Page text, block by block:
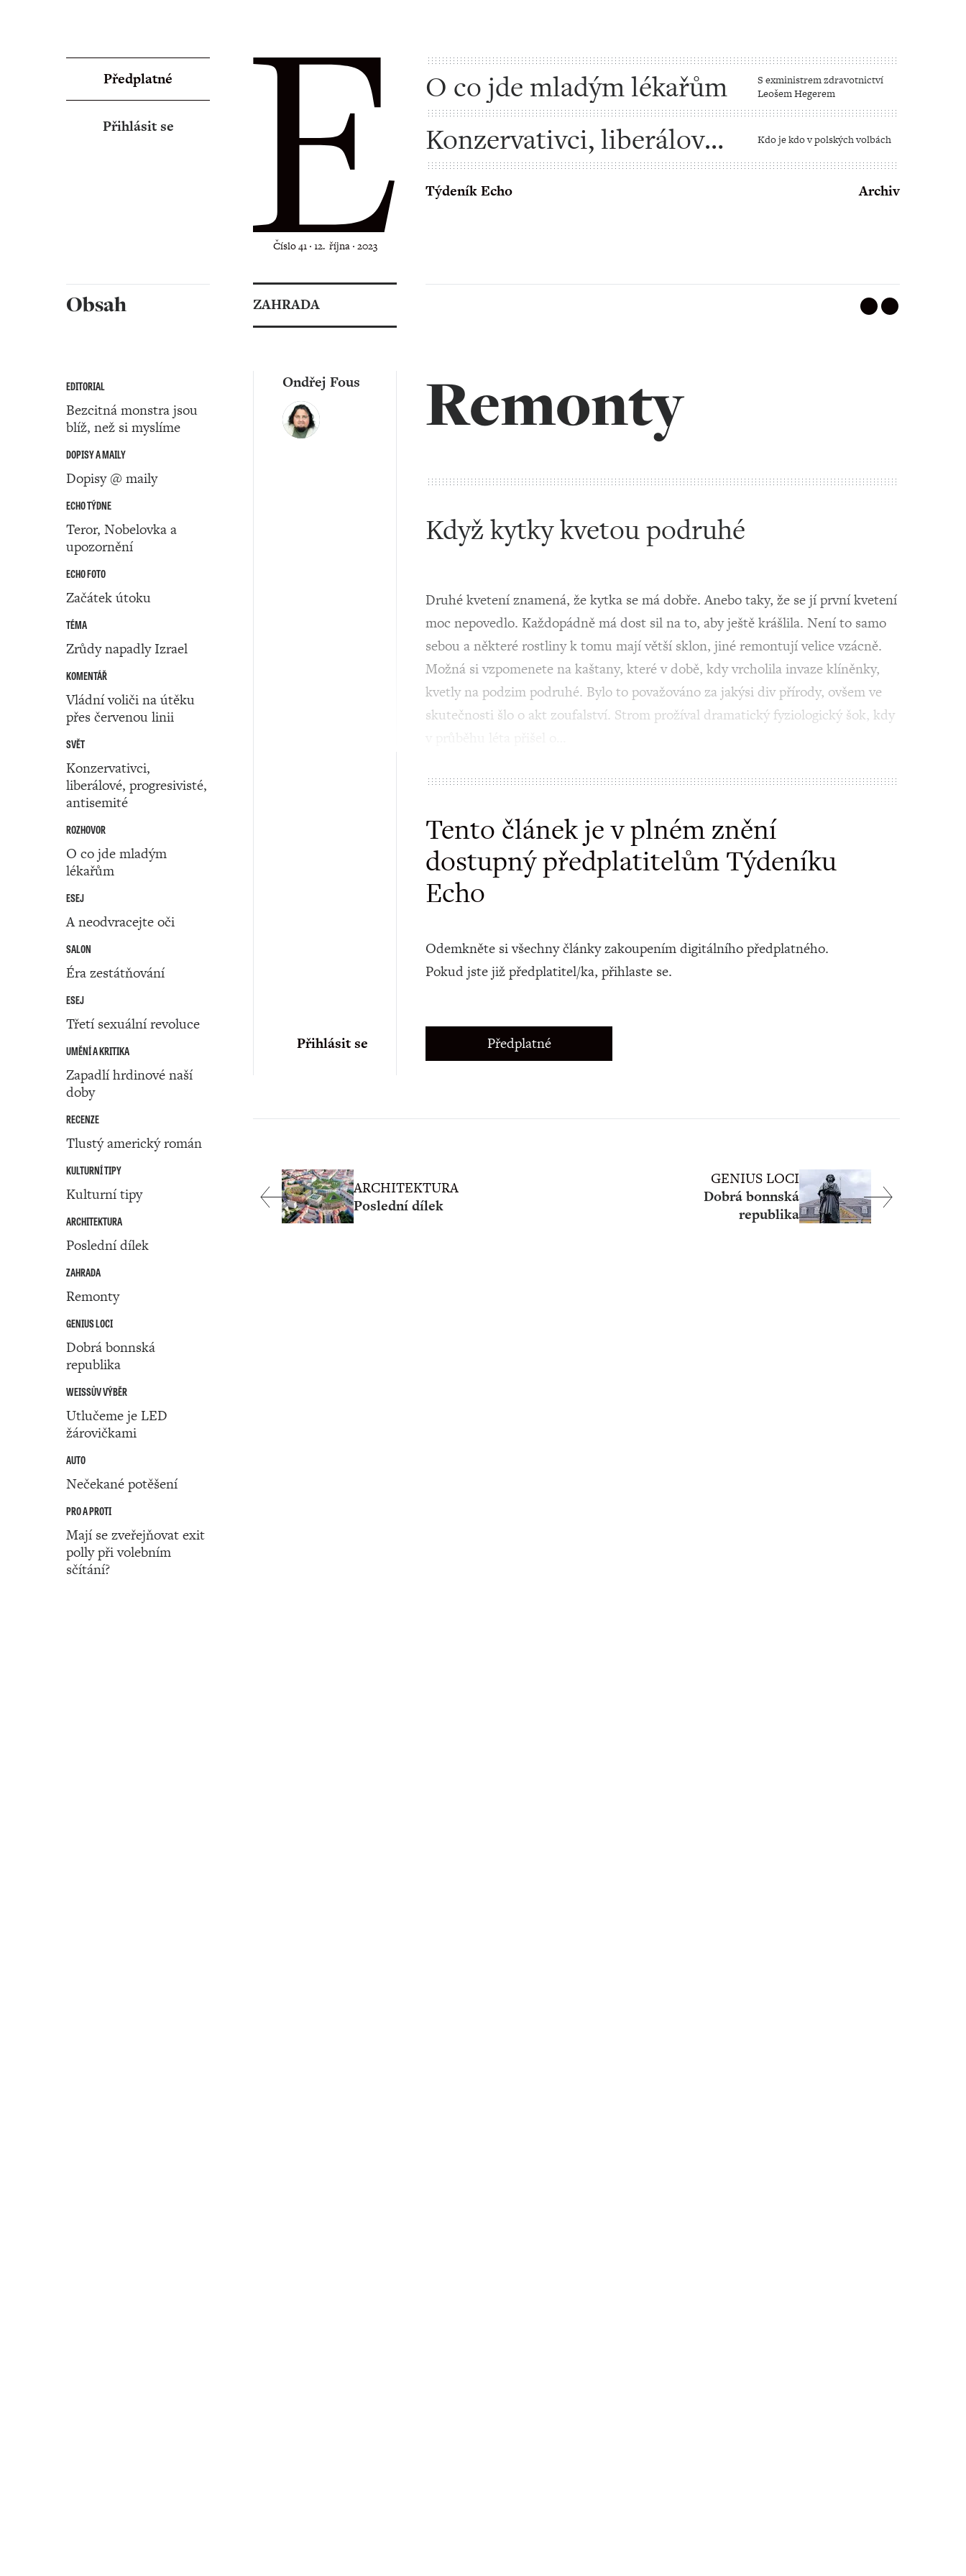
Číslo 41 ‧ 12. října ‧ 2023
O co jde mladým lékařům
S exministrem zdravotnictví
Leošem Hegerem
Konzervativci, liberálové,
progresivisté, antisemité
Kdo je kdo v polských volbách
Týdeník Echo Archiv
Předplatné
Přihlásit se
Obsah
EDITORIAL
Bezcitná monstra jsou
blíž, než si myslíme
DOPISY A MAILY
Dopisy @ maily
ECHO TÝDNE
Teror, Nobelovka a
upozornění
ECHO FOTO
Začátek útoku
TÉMA
Zrůdy napadly Izrael
KOMENTÁŘ
Vládní voliči na útěku
přes červenou linii
SVĚT
Konzervativci,
liberálové, progresivisté,
antisemité
ROZHOVOR
O co jde mladým
lékařům
ESEJ
A neodvracejte oči
SALON
Éra zestátňování
ESEJ
Třetí sexuální revoluce
UMĚNÍ A KRITIKA
Zapadlí hrdinové naší
doby
RECENZE
Tlustý americký román
KULTURNÍ TIPY
Kulturní tipy
ARCHITEKTURA
Poslední dílek
ZAHRADA
Remonty
GENIUS LOCI
Dobrá bonnská
republika
WEISSŮV VÝBĚR
Utlučeme je LED
žárovičkami
AUTO
Nečekané potěšení
PRO A PROTI
Mají se zveřejňovat exit
polly při volebním
sčítání?
ZAHRADA
Remonty
Když kytky kvetou podruhé
Ondřej Fous
Druhé kvetení znamená, že kytka se má dobře. Anebo taky, že se jí první kvetení
moc nepovedlo. Každopádně má dost sil na to, aby ještě krášlila. Není to samo
sebou a některé rostliny k tomu mají větší sklon, jiné remontují velice vzácně.
Možná si vzpomenete na kaštany, které v době, kdy vrcholila invaze klíněnky,
kvetly na podzim podruhé. Bylo to považováno za jakýsi div přírody, ovšem ve
skutečnosti šlo o akt zoufalství. Strom prožíval dramatický fyziologický šok, kdy
Tento článek je v plném znění
dostupný předplatitelům Týdeníku
Echo
Odemkněte si všechny články zakoupením digitálního předplatného.
Pokud jste již předplatitel/ka, přihlaste se.
Předplatné
Přihlásit se
GENIUS LOCI
Dobrá bonnská
republika
ARCHITEKTURA
Poslední dílek